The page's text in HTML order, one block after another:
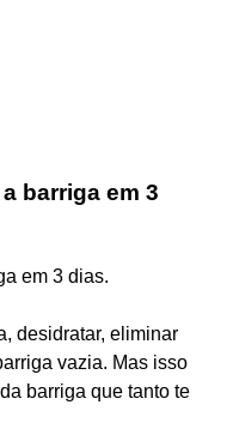
barriga em 3
em 3 dias.
desidratar, eliminar
vazia. Mas isso
barriga que tanto te